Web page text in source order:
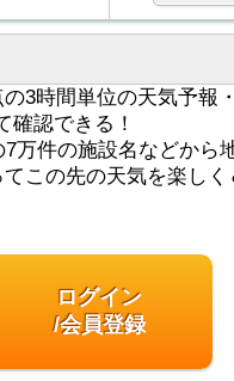
3時間単位の天気予報
確認できる！
万件の施設名などから
この先の天気を楽し
ログイン
/会員登録